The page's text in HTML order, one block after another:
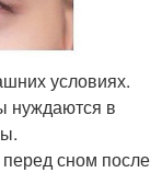
условиях.
нуждаются в
сном после